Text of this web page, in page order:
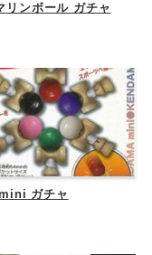
リンボール ガチャ
ガチャ